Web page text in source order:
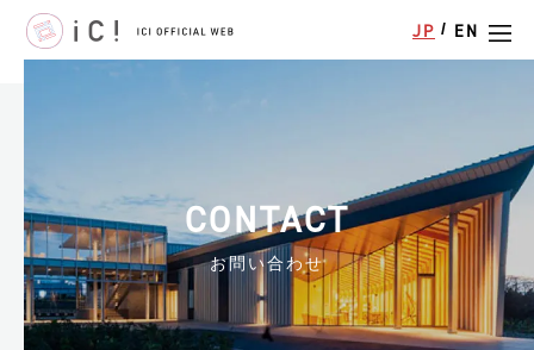
JP / EN
CONTACT
お問い合わせ